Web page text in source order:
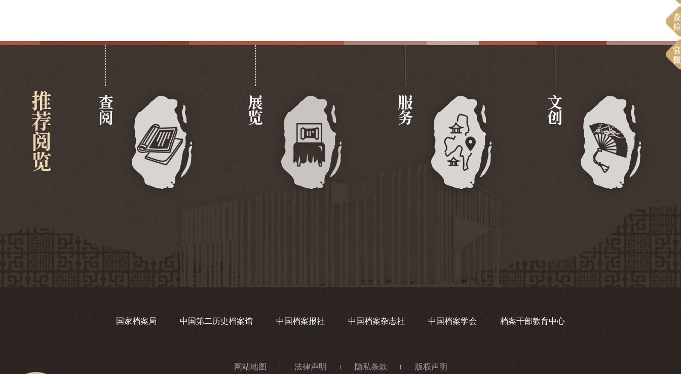
推荐阅览 查阅 展览 服务 文创
国家档案局 中国第二历史档案馆 中国档案报社 中国档案杂志社 中国档案学会 档案干部教育中心
网站地图 法律声明 隐私条款 版权声明